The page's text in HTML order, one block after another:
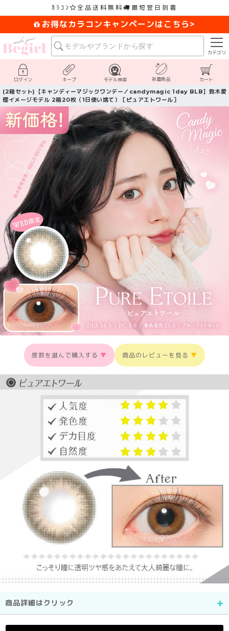
ｶﾗｺﾝ 全品送料無料 最短翌日到着
お得なカラコンキャンペーンはこちら>
カテゴリ
ログイン キープ モデル検索 新着商品 カート
(2箱セット)【キャンディーマジックワンデー／candymagic 1day BLB】鈴木愛
理イメージモデル 2箱20枚（1日使い捨て）［ピュアエトワール］
度数を選んで購入する ▼ 商品のレビューを見る ▼
商品詳細はクリック